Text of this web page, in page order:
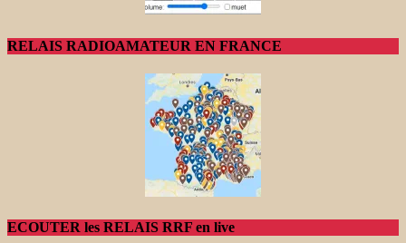
RELAIS RADIOAMATEUR EN FRANCE
ECOUTER les RELAIS RRF en live